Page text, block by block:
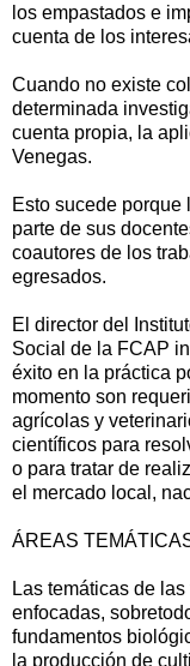
los empastados e
cuenta de los
Cuando no existe
determinada
cuenta propia, la
Venegas.
Esto sucede
parte de sus
coautores de los
egresados.
El director del
Social de la FCAP
éxito en la práctica
momento son
agrícolas y
científicos para
o para tratar de
el mercado local,
ÁREAS
Las temáticas de
enfocadas,
fundamentos
la producción de